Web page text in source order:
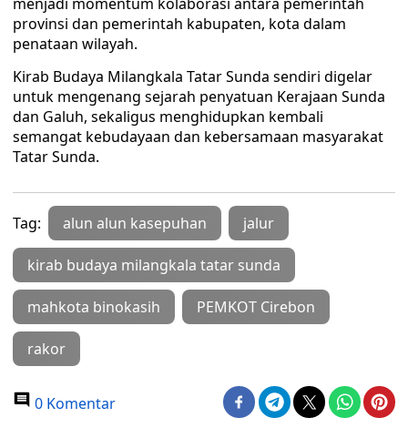
provinsi dan pemerintah kabupaten, kota dalam
penataan wilayah.
Kirab Budaya Milangkala Tatar Sunda sendiri digelar
untuk mengenang sejarah penyatuan Kerajaan Sunda
dan Galuh, sekaligus menghidupkan kembali
semangat kebudayaan dan kebersamaan masyarakat
Tatar Sunda.
Tag: alun alun kasepuhan jalur
kirab budaya milangkala tatar sunda
mahkota binokasih PEMKOT Cirebon
rakor
0 Komentar